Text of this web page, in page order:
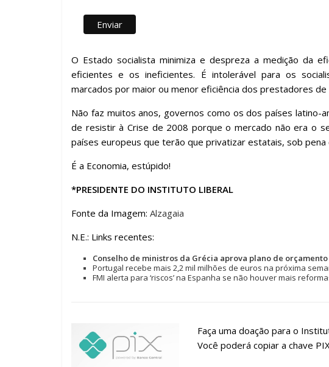
O Estado socialista minimiza e despreza a medição da
eficientes e os ineficientes. É intolerável para os
marcados por maior ou menor eficiência dos prestadores de
Não faz muitos anos, governos como os dos países latino-
de resistir à Crise de 2008 porque o mercado não era o
países europeus que terão que privatizar estatais, sob
É a Economia, estúpido!
*PRESIDENTE DO INSTITUTO LIBERAL
Fonte da Imagem: Alzagaia
N.E.: Links recentes:
Conselho de ministros da Grécia aprova plano de orçamento
Portugal recebe mais 2,2 mil milhões de euros na próxima
FMI alerta para ‘riscos’ na Espanha se não houver mais
Faça uma doação para o
Você poderá copiar a chave